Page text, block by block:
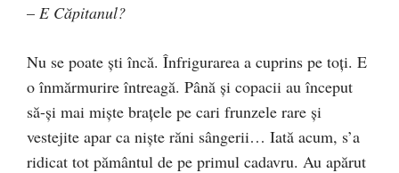
– E Căpitanul?
Nu se poate şti încă. Înfrigurarea a cuprins pe toţi. E
o înmărmurire întreagă. Până şi copacii au început
să-şi mai mişte braţele pe cari frunzele rare şi
vestejite apar ca nişte răni sângerii… Iată acum, s’a
ridicat tot pământul de pe primul cadavru. Au apărut